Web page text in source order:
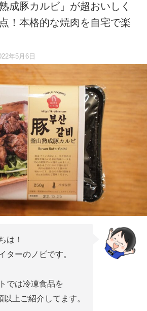
成豚カルビ」が超おいしく
！本格的な焼肉を自宅で楽
年5月6日
は！
ターのノビです。
では冷凍食品を
以上ご紹介してます。